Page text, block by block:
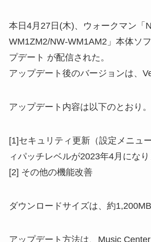
本日4月27日(木)、ウォークマン「
WM1ZM2/NW-WM1AM2」本体ソ
プデート が配信された。
アップデート後のバージョンは、
アップデート内容は以下のとおり。
[1]セキュリティ更新（設定メニュ
ィパッチレベルが2023年4月になり
[2] その他の機能改善
ダウンロードサイズは、約1,200MB
アップデート方法は、Music